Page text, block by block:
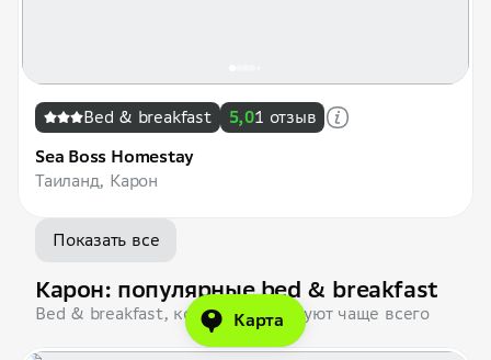
Вed & breakfast 5,01 отзыв
Sea Boss Homestay
Таиланд, Карон
Показать все
Карон: популярные bed & breakfast
Bed & breakfast, которые бронируют чаще всего
Карта